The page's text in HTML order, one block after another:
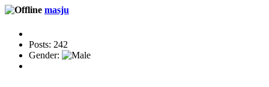
masju
Posts: 242
Gender: